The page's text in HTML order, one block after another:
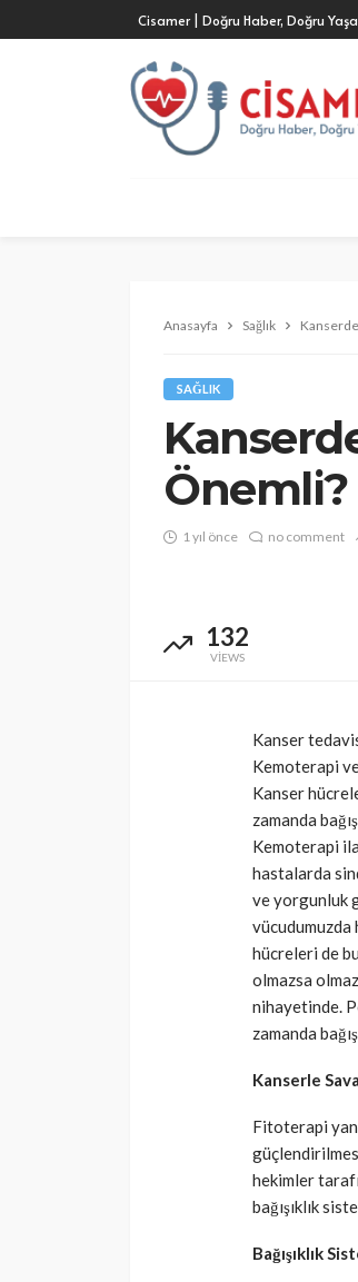
Cisamer | Doğru Haber, Doğru
Anasayfa Sağlık
SAĞLIK
Önemli?
1 yıl önce no comment
132
VIEWS
Kanser
Kemoterapi
Kanser
zamanda
Kemoterapi
hastalarda
ve yorgunluk
vücudumuzda
hücreleri de
olmazsa
nihayetinde.
zamanda
Kanserle
Fitoterapi
hekimler
bağışıklık
Bağışıklık